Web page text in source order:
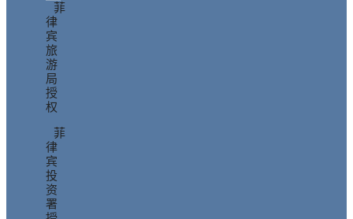
菲
律
宾
旅
游
局
授
权
菲
律
宾
投
资
署